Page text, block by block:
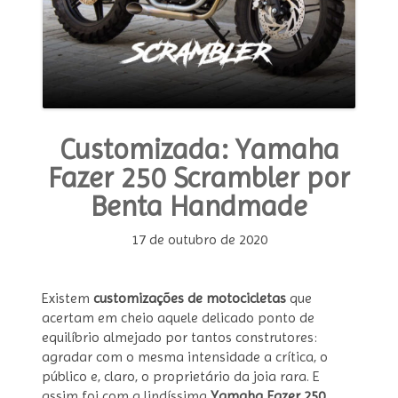
Customizada: Yamaha
Fazer 250 Scrambler por
Benta Handmade
17 de outubro de 2020
Existem customizações de motocicletas que
acertam em cheio aquele delicado ponto de
equilíbrio almejado por tantos construtores:
agradar com o mesma intensidade a crítica, o
público e, claro, o proprietário da joia rara. E